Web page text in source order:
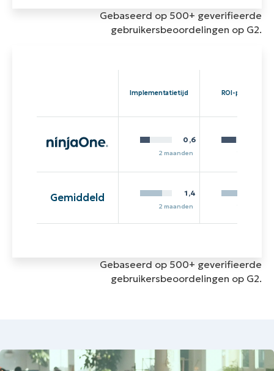
Gebaseerd op 500+ geverifieerde
gebruikersbeoordelingen op G2.
Implementatietijd ROI-periode
0,6
2 maanden
Gemiddeld 1,4
2 maanden
Gebaseerd op 500+ geverifieerde
gebruikersbeoordelingen op G2.